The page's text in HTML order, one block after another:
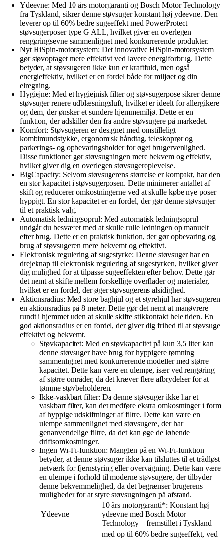
Ydeevne: Med 10 års motorgaranti og Bosch Motor Technology
fra Tyskland, sikrer denne støvsuger konstant høj ydeevne. Den
leverer op til 60% bedre sugeeffekt med PowerProtect
støvsugerposer type G ALL, hvilket giver en overlegen
rengøringsevne sammenlignet med konkurrerende produkter.
Nyt HiSpin-motorsystem: Det innovative HiSpin-motorsystem
gør støvoptaget mere effektivt ved lavere energiforbrug. Dette
betyder, at støvsugeren ikke kun er kraftfuld, men også
energieffektiv, hvilket er en fordel både for miljøet og din
elregning.
Hygiejne: Med et hygiejnisk filter og støvsugerpose sikrer denne
støvsuger renere udblæsningsluft, hvilket er ideelt for allergikere
og dem, der ønsker et sundere hjemmemiljø. Dette er en
funktion, der adskiller den fra andre støvsugere på markedet.
Komfort: Støvsugeren er designet med omstilleligt
kombimundstykke, ergonomisk håndtag, teleskoprør og
parkerings- og opbevaringsholder for øget brugervenlighed.
Disse funktioner gør støvsugningen mere bekvem og effektiv,
hvilket giver dig en overlegen støvsugeroplevelse.
BigCapacity: Selvom støvsugerens størrelse er kompakt, har den
en stor kapacitet i støvsugerposen. Dette minimerer antallet af
skift og reducerer omkostningerne ved at skulle købe nye poser
hyppigt. En stor kapacitet er en fordel, der gør denne støvsuger
til et praktisk valg.
Automatisk ledningsoprul: Med automatisk ledningsoprul
undgår du besværet med at skulle rulle ledningen op manuelt
efter brug. Dette er en praktisk funktion, der gør opbevaring og
brug af støvsugeren mere bekvemt og effektivt.
Elektronisk regulering af sugestyrke: Denne støvsuger har en
drejeknap til elektronisk regulering af sugestyrken, hvilket giver
dig mulighed for at tilpasse sugeeffekten efter behov. Dette gør
det nemt at skifte mellem forskellige overflader og materialer,
hvilket er en fordel, der øger støvsugerens alsidighed.
Aktionsradius: Med store baghjul og et styrehjul har støvsugeren
en aktionsradius på 8 meter. Dette gør det nemt at manøvrere
rundt i hjemmet uden at skulle skifte stikkontakt hele tiden. En
god aktionsradius er en fordel, der giver dig frihed til at støvsuge
effektivt og bekvemt.
Støvkapacitet: Med en støvkapacitet på kun 3,5 liter kan
denne støvsuger have brug for hyppigere tømning
sammenlignet med konkurrerende modeller med større
kapacitet. Dette kan være en ulempe, især ved rengøring
af større områder, da det kræver flere afbrydelser for at
tømme støvbeholderen.
Ikke-vaskbart filter: Da denne støvsuger ikke har et
vaskbart filter, kan det medføre ekstra omkostninger i form
af hyppige udskiftninger af filtre. Dette kan være en
ulempe sammenlignet med støvsugere, der har
genanvendelige filtre, da det kan øge de løbende
driftsomkostninger.
Ingen Wi-Fi-funktion: Manglen på en Wi-Fi-funktion
betyder, at denne støvsuger ikke kan tilsluttes til et trådløst
netværk for fjernstyring eller overvågning. Dette kan være
en ulempe i forhold til moderne støvsugere, der tilbyder
denne bekvemmelighed, da det begrænser brugerens
muligheder for at styre støvsugningen på afstand.
Ydeevne
10 års motorgaranti*: Konstant høj
ydeevne med Bosch Motor
Technology – fremstillet i Tyskland
med op til 60% bedre sugeeffekt, ved